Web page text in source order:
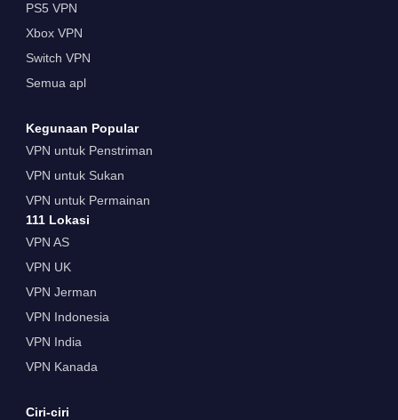
PS5 VPN
Xbox VPN
Switch VPN
Semua apl
Kegunaan Popular
VPN untuk Penstriman
VPN untuk Sukan
VPN untuk Permainan
111 Lokasi
VPN AS
VPN UK
VPN Jerman
VPN Indonesia
VPN India
VPN Kanada
Ciri-ciri